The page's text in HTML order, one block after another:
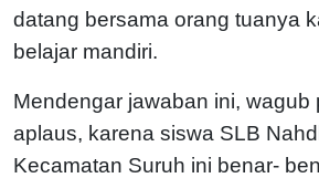
datang bersama orang tuanya
belajar mandiri.
Mendengar jawaban ini, wagub
aplaus, karena siswa SLB
Kecamatan Suruh ini benar-